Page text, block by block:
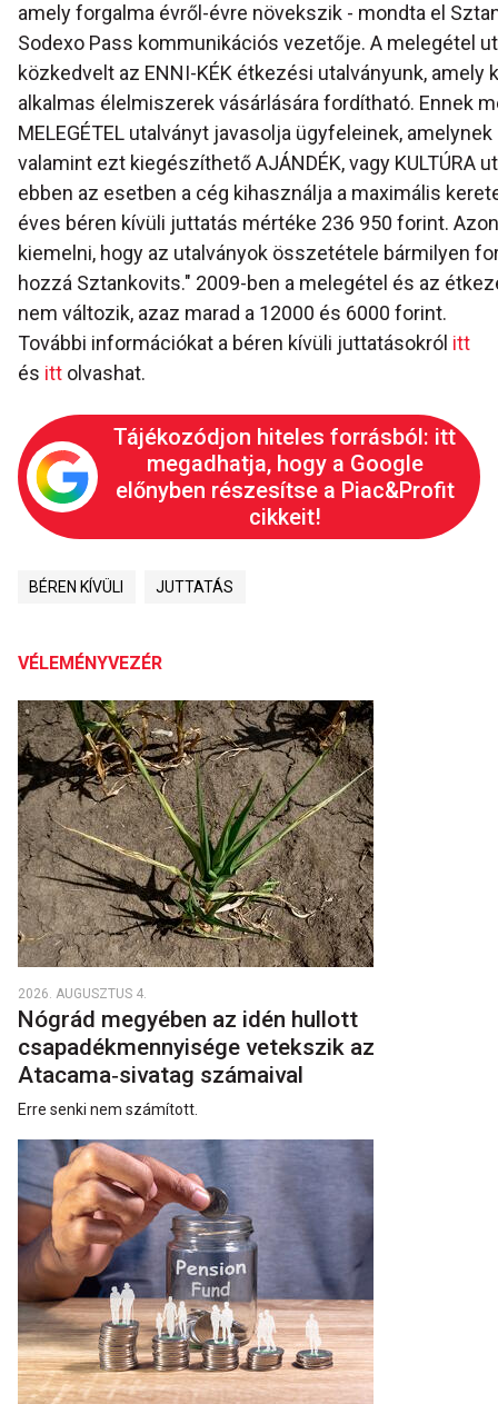
amely forgalma évről-évre növekszik - mondta el
Sodexo Pass kommunikációs vezetője. A melegétel
közkedvelt az ENNI-KÉK étkezési utalványunk,
alkalmas élelmiszerek vásárlására fordítható. Ennek
MELEGÉTEL utalványt javasolja ügyfeleinek,
valamint ezt kiegészíthető AJÁNDÉK, vagy KULTÚRA
ebben az esetben a cég kihasználja a maximális
éves béren kívüli juttatás mértéke 236 950 forint.
kiemelni, hogy az utalványok összetétele bármilyen
hozzá Sztankovits." 2009-ben a melegétel és az
nem változik, azaz marad a 12000 és 6000 forint.
További információkat a béren kívüli juttatásokról itt
és itt olvashat.
Tájékozódjon hiteles forrásból: itt
megadhatja, hogy a Google
előnyben részesítse a Piac&Profit
cikkeit!
BÉREN KÍVÜLI JUTTATÁS
VÉLEMÉNYVEZÉR
2026. AUGUSZTUS 4.
Nógrád megyében az idén hullott
csapadékmennyisége vetekszik az
Atacama‑sivatag számaival
Erre senki nem számított.